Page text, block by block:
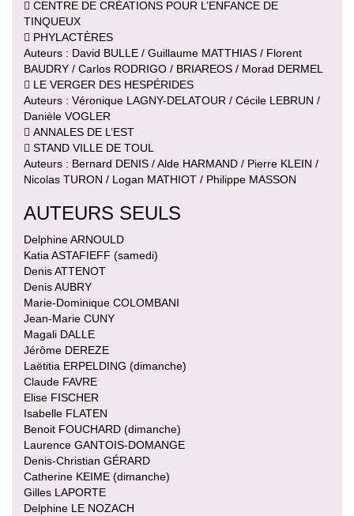
 CENTRE DE CRÉATIONS POUR L’ENFANCE DE
TINQUEUX
 PHYLACTÈRES
Auteurs : David BULLE / Guillaume MATTHIAS / Florent
BAUDRY / Carlos RODRIGO / BRIAREOS / Morad DERMEL
 LE VERGER DES HESPÉRIDES
Auteurs : Véronique LAGNY-DELATOUR / Cécile LEBRUN /
Danièle VOGLER
 ANNALES DE L’EST
 STAND VILLE DE TOUL
Auteurs : Bernard DENIS / Alde HARMAND / Pierre KLEIN /
Nicolas TURON / Logan MATHIOT / Philippe MASSON
AUTEURS SEULS
Delphine ARNOULD
Katia ASTAFIEFF (samedi)
Denis ATTENOT
Denis AUBRY
Marie-Dominique COLOMBANI
Jean-Marie CUNY
Magali DALLE
Jérôme DEREZE
Laëtitia ERPELDING (dimanche)
Claude FAVRE
Elise FISCHER
Isabelle FLATEN
Benoit FOUCHARD (dimanche)
Laurence GANTOIS-DOMANGE
Denis-Christian GÉRARD
Catherine KEIME (dimanche)
Gilles LAPORTE
Delphine LE NOZACH